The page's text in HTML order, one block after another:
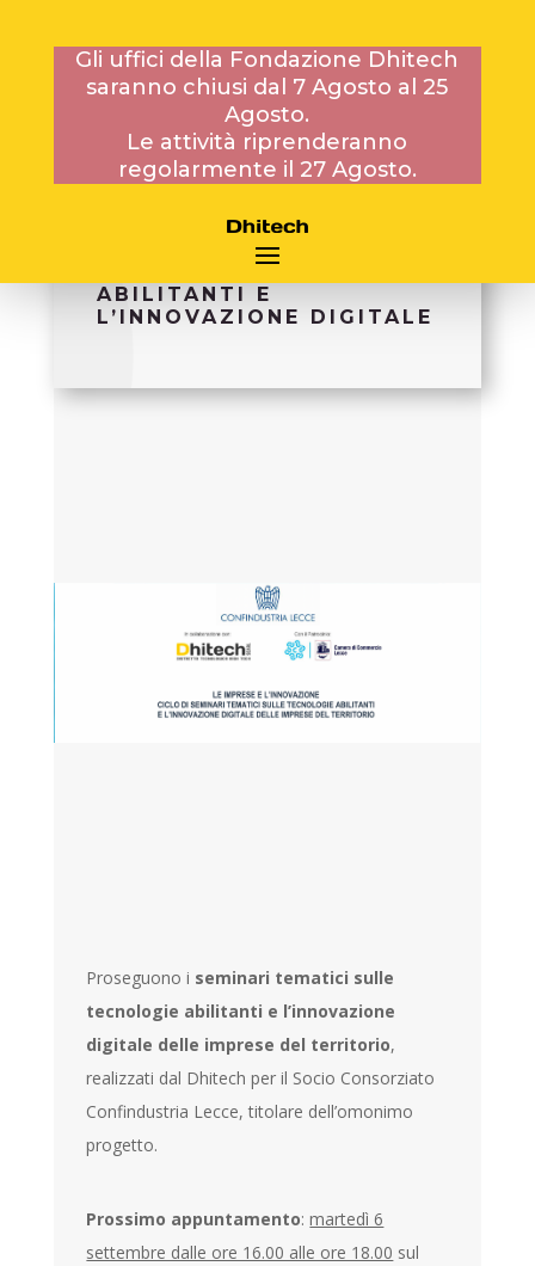
Gli uffici della Fondazione Dhitech
saranno chiusi dal 7 Agosto al 25
Agosto.
Le attività riprenderanno
regolarmente il 27 Agosto.
1 SETTEMBRE 2022
CICLO DI SEMINARI
ABILITANTI E
L’INNOVAZIONE DIGITALE
Proseguono i seminari tematici sulle
tecnologie abilitanti e l’innovazione
digitale delle imprese del territorio,
realizzati dal Dhitech per il Socio Consorziato
Confindustria Lecce, titolare dell’omonimo
progetto.
Prossimo appuntamento:martedì 6
settembre dalle ore 16.00 alle ore 18.00 sul